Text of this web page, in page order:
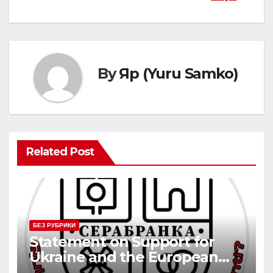
ByЯр (Yuru Samko)
Related Post
БЕЗ РУБРИКИ
Statement on Support for
Ukraine and the European